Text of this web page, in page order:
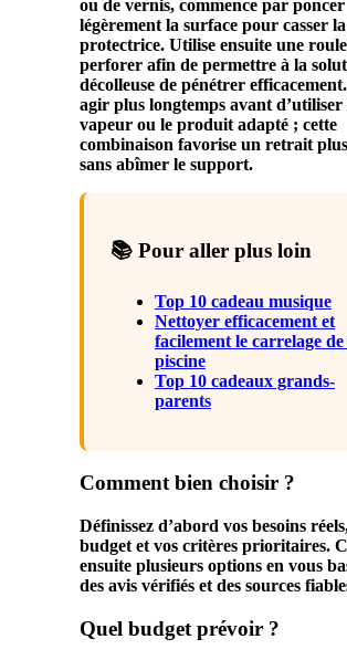
ou de vernis, commence par poncer
légèrement la surface pour casser
protectrice. Utilise ensuite une
perforer afin de permettre à la
décolleuse de pénétrer
agir plus longtemps avant d’utiliser
vapeur ou le produit adapté ; cette
combinaison favorise un retrait
sans abîmer le support.
📚 Pour aller plus loin
Top 10 cadeau musique
Nettoyer efficacement et
facilement le carrelage
piscine
Top 10 cadeaux grands-
parents
Comment bien choisir ?
Définissez d’abord vos besoins
budget et vos critères prioritaires.
ensuite plusieurs options en vous
des avis vérifiés et des sources
Quel budget prévoir ?